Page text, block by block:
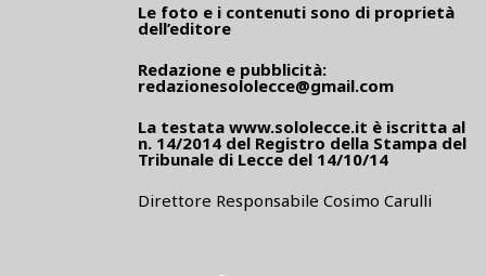
Le foto e i contenuti sono di proprietà
dell’editore
Redazione e pubblicità:
redazionesololecce@gmail.com
La testata www.sololecce.it è iscritta al
n. 14/2014 del Registro della Stampa del
Tribunale di Lecce del 14/10/14
Direttore Responsabile Cosimo Carulli